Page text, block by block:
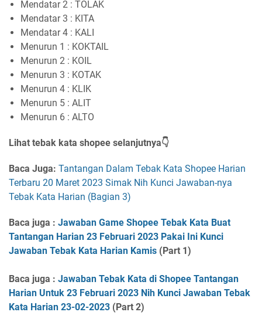
Mendatar 2 : TOLAK
Mendatar 3 : KITA
Mendatar 4 : KALI
Menurun 1 : KOKTAIL
Menurun 2 : KOIL
Menurun 3 : KOTAK
Menurun 4 : KLIK
Menurun 5 : ALIT
Menurun 6 : ALTO
Lihat tebak kata shopee selanjutnya👇
Baca Juga: Tantangan Dalam Tebak Kata Shopee Harian
Terbaru 20 Maret 2023 Simak Nih Kunci Jawaban-nya
Tebak Kata Harian (Bagian 3)
Baca juga : Jawaban Game Shopee Tebak Kata Buat
Tantangan Harian 23 Februari 2023 Pakai Ini Kunci
Jawaban Tebak Kata Harian Kamis (Part 1)
Baca juga : Jawaban Tebak Kata di Shopee Tantangan
Harian Untuk 23 Februari 2023 Nih Kunci Jawaban Tebak
Kata Harian 23-02-2023 (Part 2)